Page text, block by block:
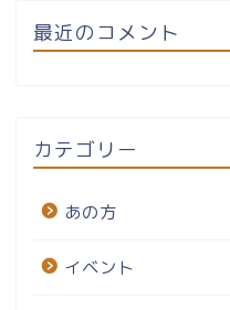
最近のコメント
カテゴリー
あの方
イベント